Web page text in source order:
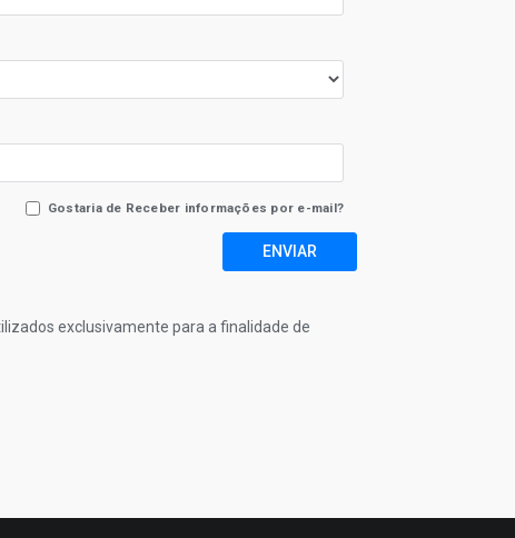
Gostaria de Receber informações por e-mail?
ENVIAR
exclusivamente para a finalidade de